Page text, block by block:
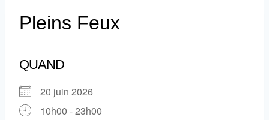
Pleins Feux
QUAND
20 juin 2026
10h00 - 23h00